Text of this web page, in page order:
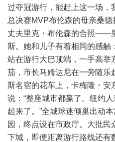
过夺冠游行，能赶上这一场，
总决赛MVP布伦森的母亲桑
丈夫里克・布伦森的合照——
斯。她和儿子有着相同的感触
站在游行大巴顶端，一手高举
茄，市长马姆达尼在一旁随乐
斯名宿的花车上，卡梅隆・安
说：“整座城市都赢了。纽约
起来了。”全城球迷倾巢出动
园，终点设在市政厅。大批
下城，即便距离游行路线还有